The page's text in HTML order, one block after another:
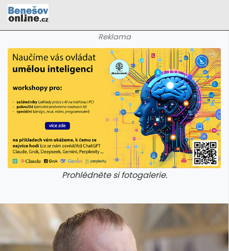
Reklama
Prohlédněte si fotogalerie.